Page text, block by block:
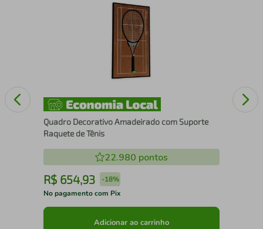
Quadro Decorativo Amadeirado com Suporte
Raquete de Tênis
22.980 pontos
R$ 654,93 -18%
No pagamento com Pix
Adicionar ao carrinho